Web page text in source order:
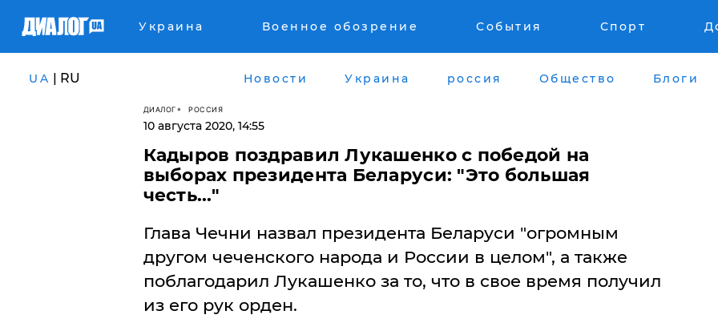
Украина Военное обозрение События Спорт
UA | RU Новости Украина россия Общество Блоги
ДИАЛОГ РОССИЯ
10 августа 2020, 14:55
Кадыров поздравил Лукашенко с победой на
выборах президента Беларуси: "Это большая
честь..."
Глава Чечни назвал президента Беларуси "огромным
другом чеченского народа и России в целом", а также
поблагодарил Лукашенко за то, что в свое время получил
из его рук орден.